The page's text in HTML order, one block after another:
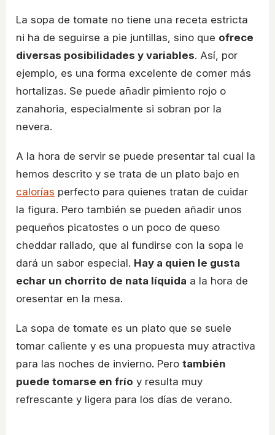
La sopa de tomate no tiene una receta estricta
ni ha de seguirse a pie juntillas, sino que ofrece
diversas posibilidades y variables. Así, por
ejemplo, es una forma excelente de comer más
hortalizas. Se puede añadir pimiento rojo o
zanahoria, especialmente si sobran por la
nevera.
A la hora de servir se puede presentar tal cual la
hemos descrito y se trata de un plato bajo en
calorías perfecto para quienes tratan de cuidar
la figura. Pero también se pueden añadir unos
pequeños picatostes o un poco de queso
cheddar rallado, que al fundirse con la sopa le
dará un sabor especial. Hay a quien le gusta
echar un chorrito de nata líquida a la hora de
oresentar en la mesa.
La sopa de tomate es un plato que se suele
tomar caliente y es una propuesta muy atractiva
para las noches de invierno. Pero también
puede tomarse en frío y resulta muy
refrescante y ligera para los días de verano.